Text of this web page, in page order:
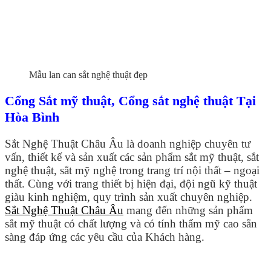
Mẫu lan can sắt nghệ thuật đẹp
Cổng Sắt mỹ thuật, Cổng sắt nghệ thuật Tại
Hòa Bình
Sắt Nghệ Thuật Châu Âu là doanh nghiệp chuyên tư
vấn, thiết kế và sản xuất các sản phẩm sắt mỹ thuật, sắt
nghệ thuật, sắt mỹ nghệ trong trang trí nội thất – ngoại
thất. Cùng với trang thiết bị hiện đại, đội ngũ kỹ thuật
giàu kinh nghiệm, quy trình sản xuất chuyên nghiệp.
Sắt Nghệ Thuật Châu Âu mang đến những sản phẩm
sắt mỹ thuật có chất lượng và có tính thẩm mỹ cao sẵn
sàng đáp ứng các yêu cầu của Khách hàng.